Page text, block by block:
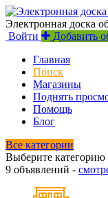
Электронная доска
Войти
Добавить
Главная
Поиск
Магазины
Поднять
Помощь
Блог
Все категории
Выберите категорию
9 объявлений -